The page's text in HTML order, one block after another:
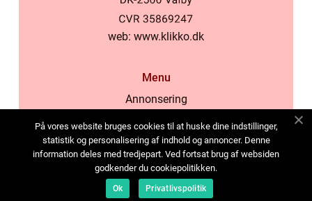
web: www.klikko.dk
Menu
Annonsering
Cookies
Kontakta oss
Sitemap
På vores website bruges cookies til at huske dine indstillinger,
statistik og personalisering af indhold og annoncer. Denne
information deles med tredjepart. Ved fortsat brug af websiden
godkender du cookiepolitikken.
Ok Privatlivspolitik